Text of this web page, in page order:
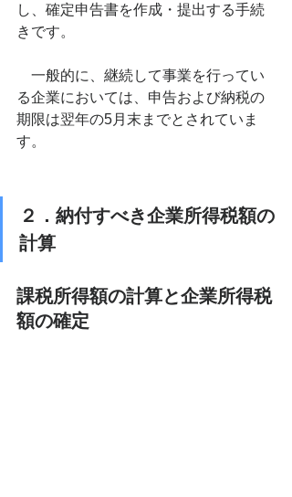
し、確定申告書を作成・提出する手続
きです。
一般的に、継続して事業を行ってい
る企業においては、申告および納税の
期限は翌年の5月末までとされていま
す。
２．納付すべき企業所得税額の
計算
課税所得額の計算と企業所得税
額の確定